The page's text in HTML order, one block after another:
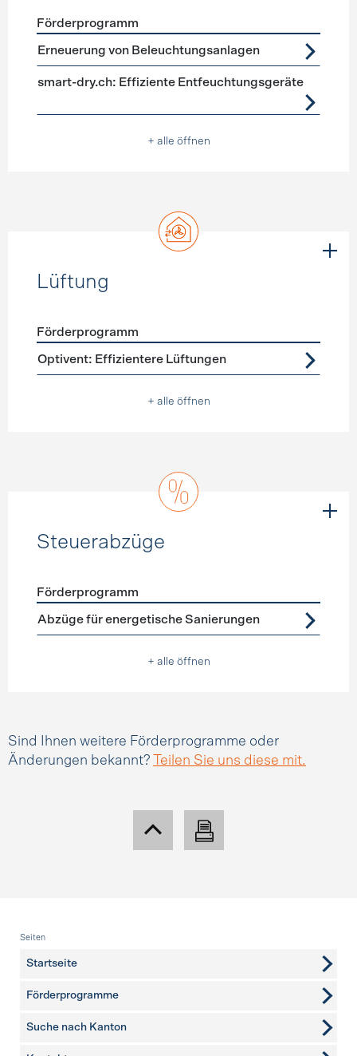
Förderprogramme Geräte, Beleuchtung
Förderprogramm
Erneuerung von Beleuchtungsanlagen
smart-dry.ch: Effiziente Entfeuchtungsgeräte
+ alle öffnen
Lüftung
Förderprogramme Lüftung
Förderprogramm
Optivent: Effizientere Lüftungen
+ alle öffnen
Steuerabzüge
Förderprogramme Steuerabzüge
Förderprogramm
Abzüge für energetische Sanierungen
+ alle öffnen
Sind Ihnen weitere Förderprogramme oder
Änderungen bekannt?
Teilen Sie uns diese mit.
Fusszeile
Seiten
Startseite
Förderprogramme
Suche nach Kanton